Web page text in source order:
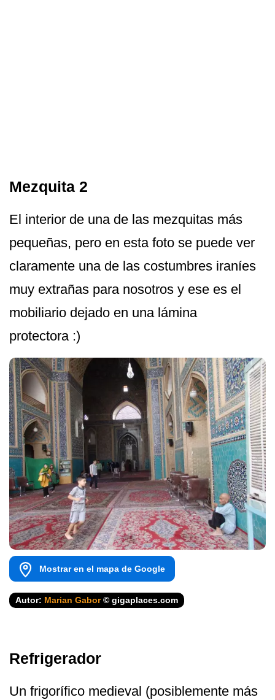
Mezquita 2
El interior de una de las mezquitas más
pequeñas, pero en esta foto se puede ver
claramente una de las costumbres iraníes
muy extrañas para nosotros y ese es el
mobiliario dejado en una lámina
protectora :)
Mostrar en el mapa de Google
Autor: Marian Gabor© gigaplaces.com
Refrigerador
Un frigorífico medieval (posiblemente más